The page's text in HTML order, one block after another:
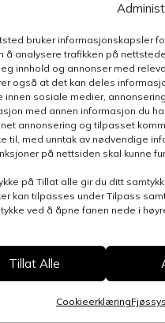
bruker informasjonskapsler
å analysere trafikken på
innhold og annonser med
også at det kan deles
innen sosiale medier,
med annen informasjon du
annonsering og tilpasset
til, med unntak av nødvendige
på nettsiden skal kunne
på Tillat alle gir du ditt
kan tilpasses under Tilpass
ved å åpne fanen nede i
Tillat Alle
Cookieerklæring
jubileumshelg.
og personell er